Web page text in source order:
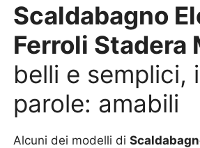
Scaldabagno
Ferroli Stadera
belli e semplici,
parole: amabili
Alcuni dei modelli di